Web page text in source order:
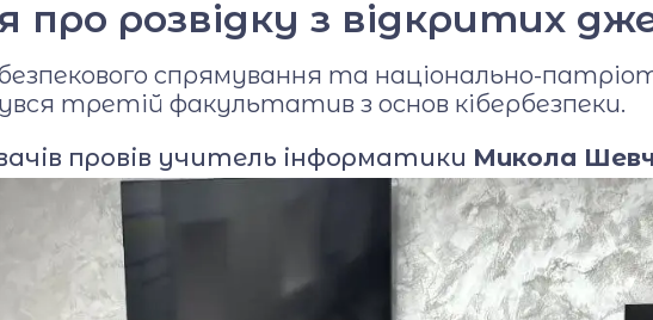
про розвідку з відкритих
спрямування та національно-
третій факультатив з основ кібербезпеки.
провів учитель інформатики Микола